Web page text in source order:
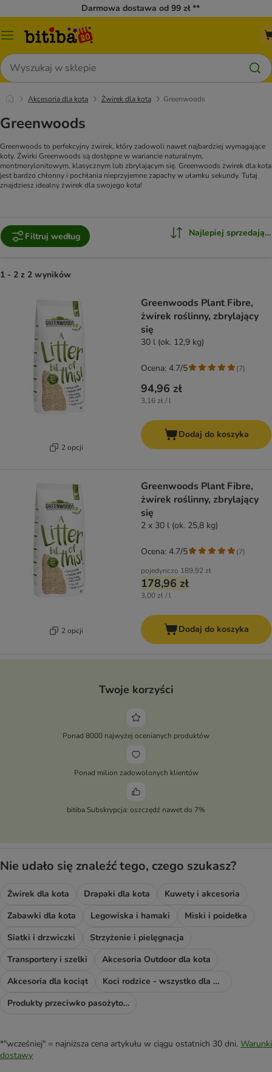
Darmowa dostawa od 99 zł **
Menu
Szukaj
Akcesoria dla kota Żwirek dla kota Greenwoods
Greenwoods
Greenwoods to perfekcyjny żwirek, który zadowoli nawet najbardziej wymagające
koty. Żwirki Greenwoods są dostępne w wariancie naturalnym,
montmorylonitowym, klasycznym lub zbrylającym się. Greenwoods żwirek dla kota
jest bardzo chłonny i pochłania nieprzyjemne zapachy w ułamku sekundy. Tutaj
znajdziesz idealny żwirek dla swojego kota!
Filtruj według Najlepiej
1 - 2 z 2 wyników
2 opcji
Greenwoods Plant Fibre,
żwirek roślinny, zbrylający
się
30 l (ok. 12,9 kg)
94,96 zł
3,16 zł / l
Ocena: 4.7/5 (7)
Dodaj do koszyka
2 opcji
Greenwoods Plant Fibre,
żwirek roślinny, zbrylający
się
2 x 30 l (ok. 25,8 kg)
pojedynczo 189,92 zł
178,96 zł
3,00 zł / l
Ocena: 4.7/5 (7)
Dodaj do koszyka
Twoje korzyści
Ponad 8000 najwyżej ocenianych produktów
Ponad milion zadowolonych klientów
bitiba Subskrypcja: oszczędź nawet do 7%
Nie udało się znaleźć tego, czego szukasz?
Żwirek dla kota Drapaki dla kota
Kuwety i akcesoria
Zabawki dla kota
Legowiska i hamaki
Miski i poidełka
Siatki i drzwiczki
Strzyżenie i pielęgnacja
Transportery i szelki
Akcesoria Outdoor dla kota
Akcesoria dla kociąt
Koci rodzice - wszystko dla Was!
Produkty przeciwko pasożytom dla kota
*"wcześniej" = najniższa cena artykułu w ciągu ostatnich 30 dni. Warunki
dostawy